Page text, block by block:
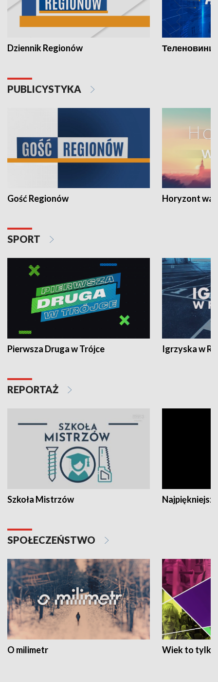
Dziennik Regionów Теленовини
PUBLICYSTYKA
Gość Regionów Horyzont
SPORT
Pierwsza Druga w Trójce Igrzyska w
REPORTAŻ
Szkoła Mistrzów
SPOŁECZEŃSTWO
O milimetr Wiek to tylko